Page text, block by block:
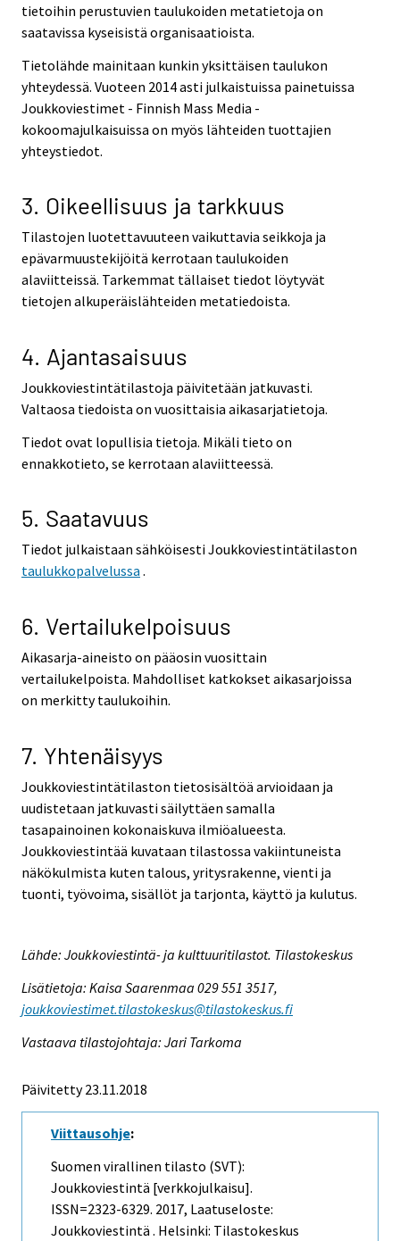
tietoihin perustuvien taulukoiden metatietoja on
saatavissa kyseisistä organisaatioista.
Tietolähde mainitaan kunkin yksittäisen taulukon
yhteydessä. Vuoteen 2014 asti julkaistuissa painetuissa
Joukkoviestimet - Finnish Mass Media -
kokoomajulkaisuissa on myös lähteiden tuottajien
yhteystiedot.
3. Oikeellisuus ja tarkkuus
Tilastojen luotettavuuteen vaikuttavia seikkoja ja
epävarmuustekijöitä kerrotaan taulukoiden
alaviitteissä. Tarkemmat tällaiset tiedot löytyvät
tietojen alkuperäislähteiden metatiedoista.
4. Ajantasaisuus
Joukkoviestintätilastoja päivitetään jatkuvasti.
Valtaosa tiedoista on vuosittaisia aikasarjatietoja.
Tiedot ovat lopullisia tietoja. Mikäli tieto on
ennakkotieto, se kerrotaan alaviitteessä.
5. Saatavuus
Tiedot julkaistaan sähköisesti Joukkoviestintätilaston
taulukkopalvelussa .
6. Vertailukelpoisuus
Aikasarja-aineisto on pääosin vuosittain
vertailukelpoista. Mahdolliset katkokset aikasarjoissa
on merkitty taulukoihin.
7. Yhtenäisyys
Joukkoviestintätilaston tietosisältöä arvioidaan ja
uudistetaan jatkuvasti säilyttäen samalla
tasapainoinen kokonaiskuva ilmiöalueesta.
Joukkoviestintää kuvataan tilastossa vakiintuneista
näkökulmista kuten talous, yritysrakenne, vienti ja
tuonti, työvoima, sisällöt ja tarjonta, käyttö ja kulutus.
Lähde: Joukkoviestintä- ja kulttuuritilastot. Tilastokeskus
Lisätietoja: Kaisa Saarenmaa 029 551 3517,
joukkoviestimet.tilastokeskus@tilastokeskus.fi
Vastaava tilastojohtaja: Jari Tarkoma
Päivitetty 23.11.2018
Viittausohje:
Suomen virallinen tilasto (SVT):
Joukkoviestintä [verkkojulkaisu].
ISSN=2323-6329. 2017, Laatuseloste:
Joukkoviestintä . Helsinki: Tilastokeskus